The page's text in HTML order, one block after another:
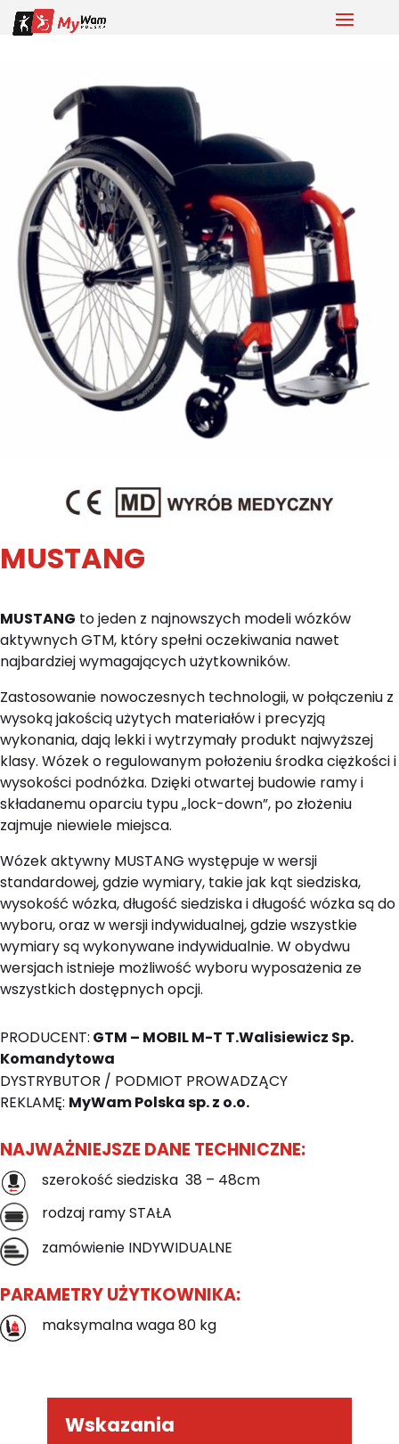
MUSTANG
MUSTANG to jeden z najnowszych modeli wózków
aktywnych GTM, który spełni oczekiwania nawet
najbardziej wymagających użytkowników.
Zastosowanie nowoczesnych technologii, w połączeniu z
wysoką jakością użytych materiałów i precyzją
wykonania, dają lekki i wytrzymały produkt najwyższej
klasy. Wózek o regulowanym położeniu środka ciężkości i
wysokości podnóżka. Dzięki otwartej budowie ramy i
składanemu oparciu typu „lock-down”, po złożeniu
zajmuje niewiele miejsca.
Wózek aktywny MUSTANG występuje w wersji
standardowej, gdzie wymiary, takie jak kąt siedziska,
wysokość wózka, długość siedziska i długość wózka są do
wyboru, oraz w wersji indywidualnej, gdzie wszystkie
wymiary są wykonywane indywidualnie. W obydwu
wersjach istnieje możliwość wyboru wyposażenia ze
wszystkich dostępnych opcji.
PRODUCENT: GTM – MOBIL M-T T.Walisiewicz Sp.
Komandytowa
DYSTRYBUTOR / PODMIOT PROWADZĄCY
REKLAMĘ: MyWam Polska sp. z o.o.
NAJWAŻNIEJSZE DANE TECHNICZNE:
szerokość siedziska 38 – 48cm
rodzaj ramy STAŁA
zamówienie INDYWIDUALNE
PARAMETRY UŻYTKOWNIKA:
maksymalna waga 80 kg
Wskazania